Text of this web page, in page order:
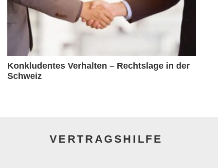
Konkludentes Verhalten – Rechtslage in der
Schweiz
VERTRAGSHILFE